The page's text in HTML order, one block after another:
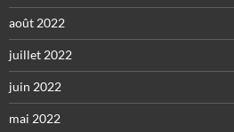
août 2022
juillet 2022
juin 2022
mai 2022